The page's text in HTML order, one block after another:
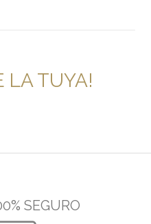
LA TUYA!
SEGURO